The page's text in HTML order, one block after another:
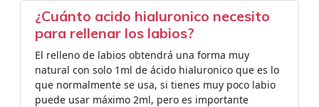
¿Cuánto acido hialuronico necesito
para rellenar los labios?
El relleno de labios obtendrá una forma muy
natural con solo 1ml de ácido hialuronico que es lo
que normalmente se usa, si tienes muy poco labio
puede usar máximo 2ml, pero es importante